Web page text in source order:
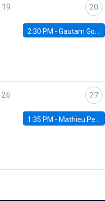
19 20
2:30 PM - Gautam Gowrisankaran, Columbia University
26 27
1:35 PM - Mathieu Pedemonte, IDB